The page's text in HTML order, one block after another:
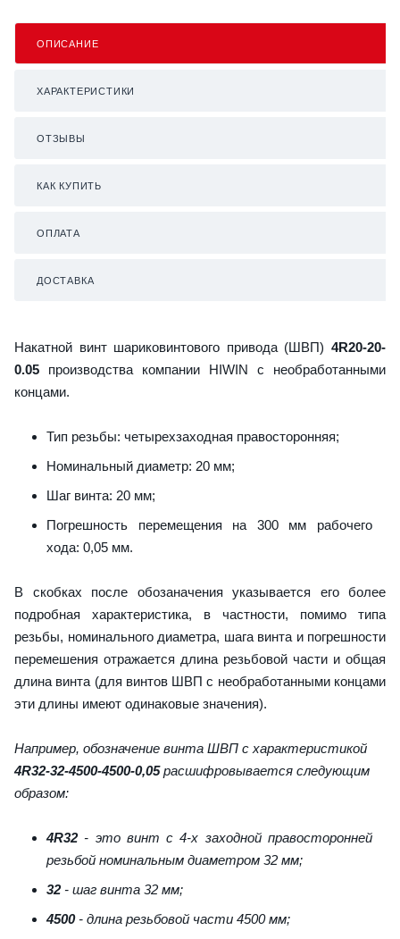
ОПИСАНИЕ
ХАРАКТЕРИСТИКИ
ОТЗЫВЫ
КАК КУПИТЬ
ОПЛАТА
ДОСТАВКА
Накатной винт шариковинтового привода (ШВП) 4R20-20-
0.05 производства компании HIWIN с необработанными
концами.
Тип резьбы: четырехзаходная правосторонняя;
Номинальный диаметр: 20 мм;
Шаг винта: 20 мм;
Погрешность перемещения на 300 мм рабочего
хода: 0,05 мм.
В скобках после обозаначения указывается его более
подробная характеристика, в частности, помимо типа
резьбы, номинального диаметра, шага винта и погрешности
перемешения отражается длина резьбовой части и общая
длина винта (для винтов ШВП с необработанными концами
эти длины имеют одинаковые значения).
Например, обозначение винта ШВП с характеристикой
4R32-32-4500-4500-0,05расшифровывается следующим
образом:
4R32- это винт с 4-х заходной правосторонней
резьбой номинальным диаметром 32 мм;
32- шаг винта 32 мм;
4500- длина резьбовой части 4500 мм;